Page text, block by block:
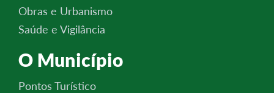
Obras e Urbanismo
Saúde e Vigilância
O Município
Pontos Turístico